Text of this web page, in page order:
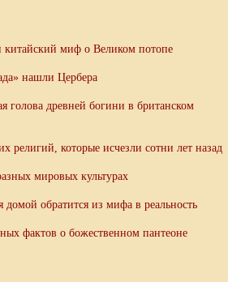
китайский миф о Великом потопе
нашли Цербера
голова древней богини в британском
религий, которые исчезли сотни лет назад
мировых культурах
домой обратится из мифа в реальность
фактов о божественном пантеоне